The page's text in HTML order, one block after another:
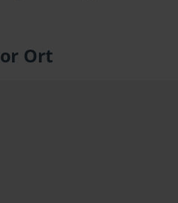
Ort